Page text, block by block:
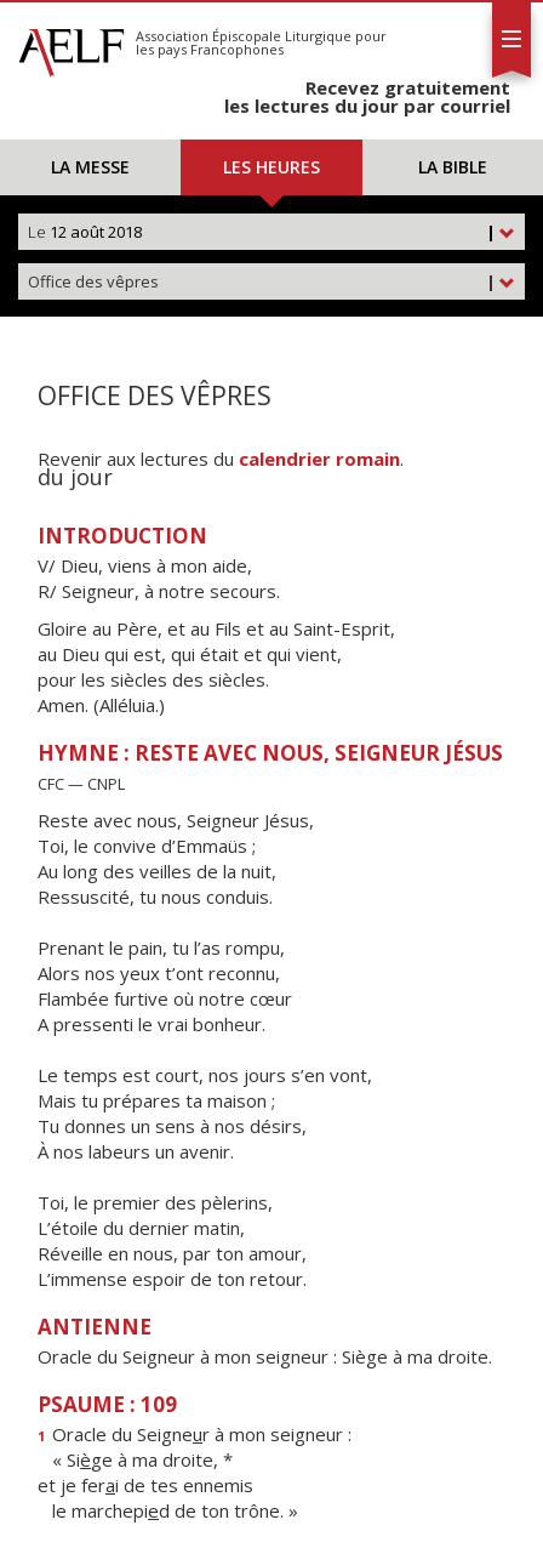
S'abonner
Calendrier
Association Épiscopale Liturgique pour
les pays Francophones
Recevez gratuitement
les lectures du jour par courriel
LA MESSE LES HEURES LA BIBLE
|
Le 12 août 2018
|
Office des vêpres
OFFICE DES VÊPRES
Revenir aux lectures du calendrier romain.
du jour
INTRODUCTION
V/ Dieu, viens à mon aide,
R/ Seigneur, à notre secours.
Gloire au Père, et au Fils et au Saint-Esprit,
au Dieu qui est, qui était et qui vient,
pour les siècles des siècles.
Amen. (Alléluia.)
HYMNE : RESTE AVEC NOUS, SEIGNEUR JÉSUS
CFC — CNPL
Reste avec nous, Seigneur Jésus,
Toi, le convive d’Emmaüs ;
Au long des veilles de la nuit,
Ressuscité, tu nous conduis.
Prenant le pain, tu l’as rompu,
Alors nos yeux t’ont reconnu,
Flambée furtive où notre cœur
A pressenti le vrai bonheur.
Le temps est court, nos jours s’en vont,
Mais tu prépares ta maison ;
Tu donnes un sens à nos désirs,
À nos labeurs un avenir.
Toi, le premier des pèlerins,
L’étoile du dernier matin,
Réveille en nous, par ton amour,
L’immense espoir de ton retour.
ANTIENNE
Oracle du Seigneur à mon seigneur : Siège à ma droite.
PSAUME : 109
1 Oracle du Seigneur à mon seigneur :
« Siège à ma droite, *
et je ferai de tes ennemis
le marchepied de ton trône. »